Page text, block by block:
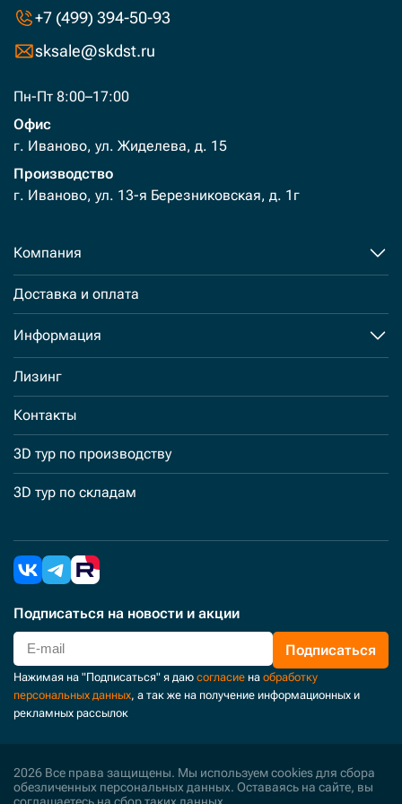
+7 (499) 394-50-93
sksale@skdst.ru
Пн-Пт 8:00–17:00
Офис
г. Иваново, ул. Жиделева, д. 15
Производство
г. Иваново, ул. 13-я Березниковская, д. 1г
Компания
Доставка и оплата
Информация
Лизинг
Контакты
3D тур по производству
3D тур по складам
Подписаться на новости и акции
Подписаться
Нажимая на "Подписаться" я даю согласие на обработку
персональных данных, а так же на получение информационных и
рекламных рассылок
2026 Все права защищены. Мы используем cookies для сбора
обезличенных персональных данных. Оставаясь на сайте, вы